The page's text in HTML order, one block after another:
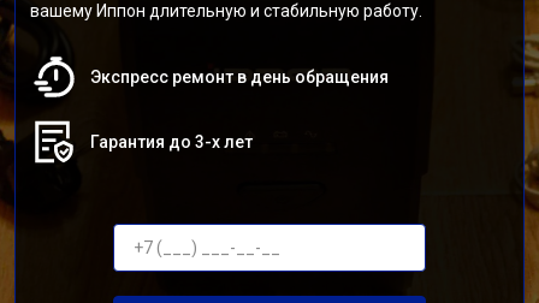
вашему Иппон длительную и стабильную работу.
Экспресс ремонт в день обращения
Гарантия до 3-х лет